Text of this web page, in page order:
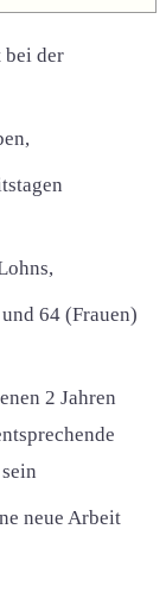
bei der
64 (Frauen)
2 Jahren
neue Arbeit